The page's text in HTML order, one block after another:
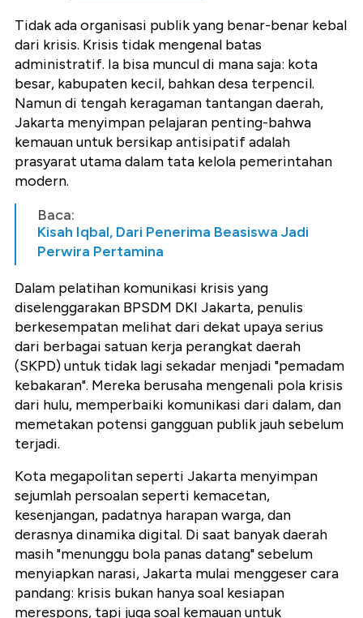
Tidak ada organisasi publik yang benar-benar kebal
dari krisis. Krisis tidak mengenal batas
administratif. Ia bisa muncul di mana saja: kota
besar, kabupaten kecil, bahkan desa terpencil.
Namun di tengah keragaman tantangan daerah,
Jakarta menyimpan pelajaran penting-bahwa
kemauan untuk bersikap antisipatif adalah
prasyarat utama dalam tata kelola pemerintahan
modern.
Baca:
Kisah Iqbal, Dari Penerima Beasiswa Jadi
Perwira Pertamina
Dalam pelatihan komunikasi krisis yang
diselenggarakan BPSDM DKI Jakarta, penulis
berkesempatan melihat dari dekat upaya serius
dari berbagai satuan kerja perangkat daerah
(SKPD) untuk tidak lagi sekadar menjadi "pemadam
kebakaran". Mereka berusaha mengenali pola krisis
dari hulu, memperbaiki komunikasi dari dalam, dan
memetakan potensi gangguan publik jauh sebelum
terjadi.
Kota megapolitan seperti Jakarta menyimpan
sejumlah persoalan seperti kemacetan,
kesenjangan, padatnya harapan warga, dan
derasnya dinamika digital. Di saat banyak daerah
masih "menunggu bola panas datang" sebelum
menyiapkan narasi, Jakarta mulai menggeser cara
pandang: krisis bukan hanya soal kesiapan
merespons, tapi juga soal kemauan untuk